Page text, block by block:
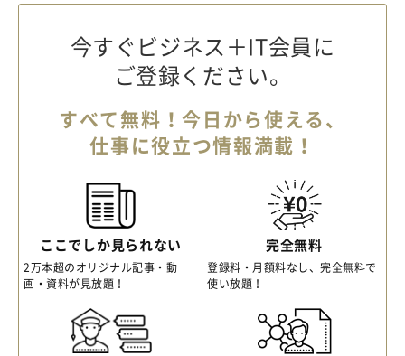
今すぐビジネス＋IT会員に
ご登録ください。
すべて無料！今日から使える、
仕事に役立つ情報満載！
ここでしか見られない
2万本超のオリジナル記事・動
画・資料が見放題！
完全無料
登録料・月額料なし、完全無料で
使い放題！